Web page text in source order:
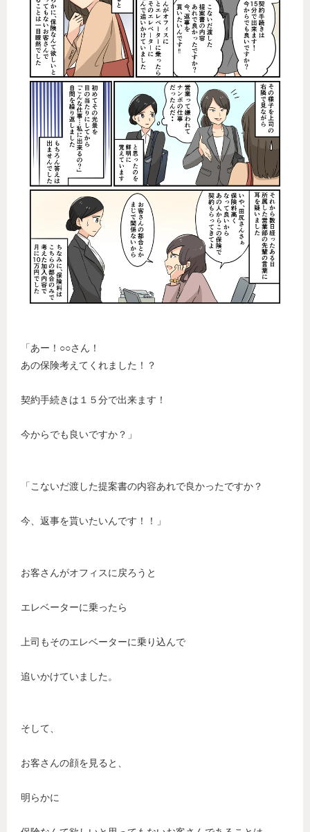
「あー！○○さん！
あの保険考えてくれました！？
契約手続きは１５分で出来ます！
今からでも良いですか？」
「こないだ渡した提案書の内容あれで良かったですか？
今、返事を貰いたいんです！！」
お客さんがオフィスに戻ろうと
エレベーターに乗ったら
上司もそのエレベーターに乗り込んで
追いかけていました。
そして、
お客さんの顔を見ると、
明らかに